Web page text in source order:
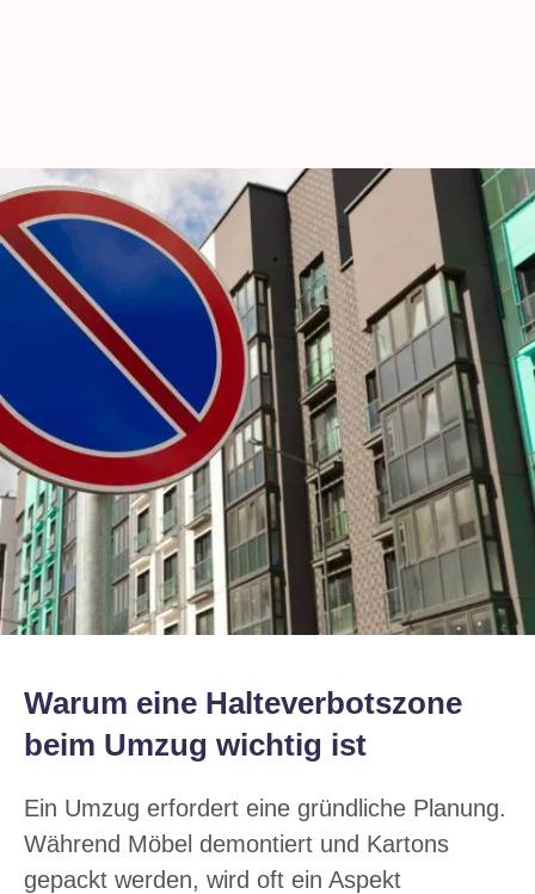
Warum eine Halteverbotszone
beim Umzug wichtig ist
Ein Umzug erfordert eine gründliche Planung.
Während Möbel demontiert und Kartons
gepackt werden, wird oft ein Aspekt